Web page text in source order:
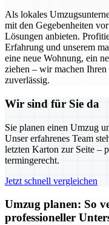
Als lokales
mit den Gegebenheiten
Lösungen anbieten.
Erfahrung und unserem
eine neue Wohnung, ein
ziehen – wir machen
zuverlässig.
Wir sind für Sie da
Sie planen einen Umzug
Unser erfahrenes Team
letzten Karton zur Seite –
termingerecht.
Jetzt schnell vergleichen
Umzug planen: So
professioneller